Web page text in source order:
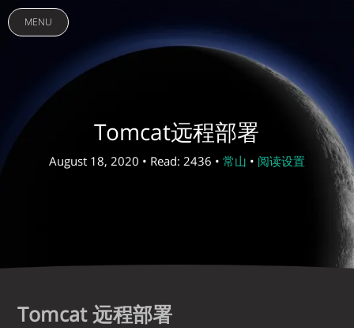
MENU
Tomcat远程部署
August 18, 2020 • Read: 2436 • 常山 • 阅读设置
Tomcat 远程部署